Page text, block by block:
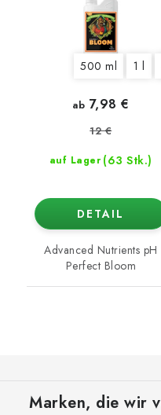
500 ml 1 l
auf Lager (63 Stk.)
ab 7,98 €
12 €
DETAIL
Advanced Nutrients pH
Perfect Bloom
Marken, die wir